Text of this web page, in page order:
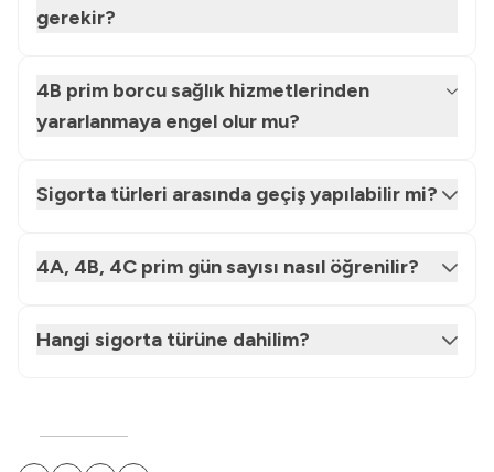
gerekir?
4B prim borcu sağlık hizmetlerinden
yararlanmaya engel olur mu?
Sigorta türleri arasında geçiş yapılabilir mi?
4A, 4B, 4C prim gün sayısı nasıl öğrenilir?
Hangi sigorta türüne dahilim?